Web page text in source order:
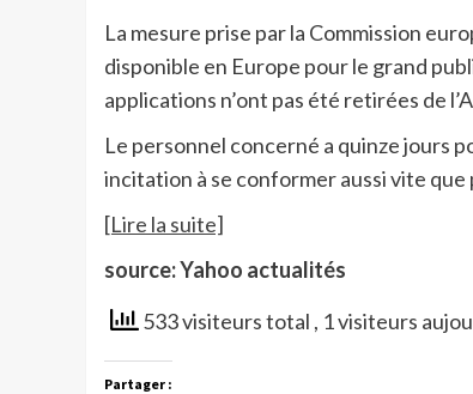
La mesure prise par la Commission
disponible en Europe pour le grand
applications n’ont pas été retirées de
Le personnel concerné a quinze jours
incitation à se conformer aussi vite que
[Lire la suite]
source: Yahoo actualités
533 visiteurs total , 1 visiteurs
Partager :